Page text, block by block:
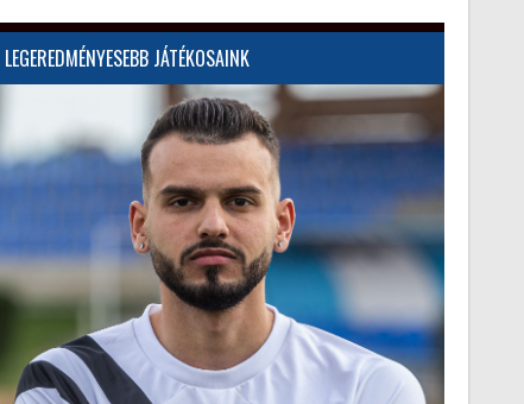
LEGEREDMÉNYESEBB JÁTÉKOSAINK